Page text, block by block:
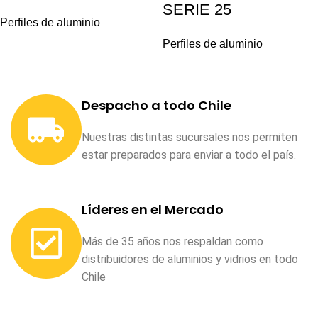
Perfiles de aluminio
SERIE 25
Perfiles de aluminio
Despacho a todo Chile
Nuestras distintas sucursales nos permiten
estar preparados para enviar a todo el país.
Líderes en el Mercado
Más de 35 años nos respaldan como
distribuidores de aluminios y vidrios en todo
Chile